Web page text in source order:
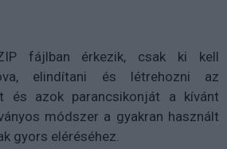
fájlban érkezik, csak ki kell
elindítani és létrehozni az
és azok parancsikonját a kívánt
módszer a gyakran használt
gyors eléréséhez.